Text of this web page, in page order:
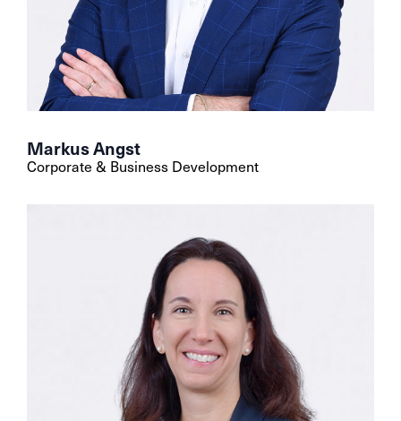
Markus Angst
Corporate & Business Development